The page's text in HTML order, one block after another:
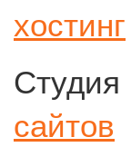
хостинг
сайтов